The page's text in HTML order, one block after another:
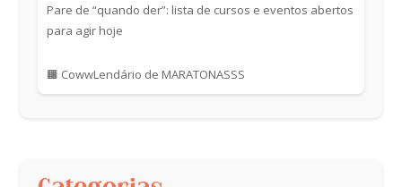
Pare de “quando der”: lista de cursos e eventos abertos
para agir hoje
🟧 CowwLendário de MARATONASSS